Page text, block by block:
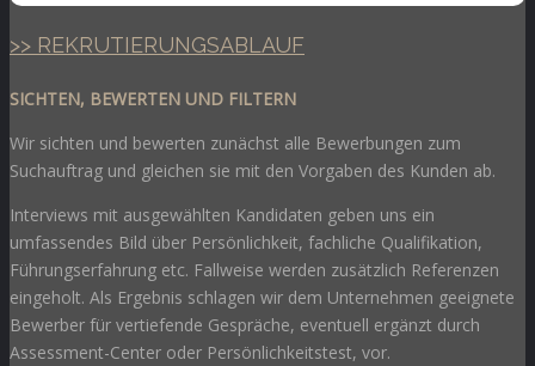
>> REKRUTIERUNGSABLAUF
SICHTEN, BEWERTEN UND FILTERN
Wir sichten und bewerten zunächst alle Bewerbungen zum
Suchauftrag und gleichen sie mit den Vorgaben des Kunden ab.
Interviews mit ausgewählten Kandidaten geben uns ein
umfassendes Bild über Persönlichkeit, fachliche Qualifikation,
Führungserfahrung etc. Fallweise werden zusätzlich Referenzen
eingeholt. Als Ergebnis schlagen wir dem Unternehmen geeignete
Bewerber für vertiefende Gespräche, eventuell ergänzt durch
Assessment-Center oder Persönlichkeitstest, vor.